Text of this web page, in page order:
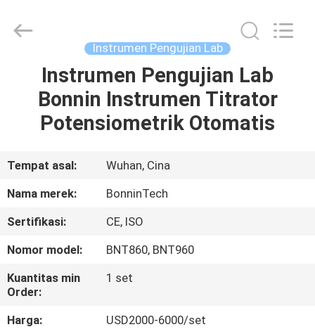
RUMAH
PRODUK
VIDEO
KAMI
TUR
PABRIK
Rights
Instrumen Pengujian Lab
Instrumen Pengujian Lab
Bonnin Instrumen Titrator
Potensiometrik Otomatis
Tempat asal:
Wuhan, Cina
Nama merek:
BonninTech
Sertifikasi:
CE, ISO
Nomor model:
BNT860, BNT960
Kuantitas min
Order:
1 set
Harga:
USD2000-6000/set